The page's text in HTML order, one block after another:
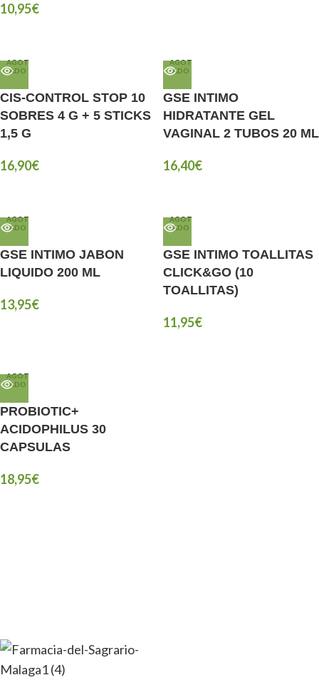
10,95€
AGOT
ADO
CIS-CONTROL STOP 10
SOBRES 4 G + 5 STICKS
1,5 G
16,90€
AGOT
ADO
GSE INTIMO
HIDRATANTE GEL
VAGINAL 2 TUBOS 20 ML
16,40€
AGOT
ADO
GSE INTIMO JABON
LIQUIDO 200 ML
13,95€
AGOT
ADO
GSE INTIMO TOALLITAS
CLICK&GO (10
TOALLITAS)
11,95€
AGOT
ADO
PROBIOTIC+
ACIDOPHILUS 30
CAPSULAS
18,95€